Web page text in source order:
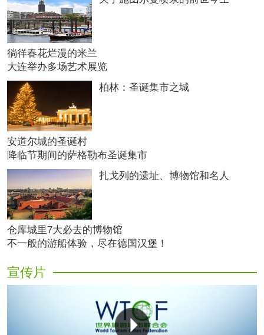
徜徉春花烂漫的米兰
大连举办多场艺术展览
柏林：圣诞集市之城
安道尔城的圣诞村
降临节期间的萨格勒布圣诞集市
扎戈列的遗址、博物馆和名人
仓库城里7大必去的博物馆
不一般的游船体验，尽在德国汉堡！
宣传片